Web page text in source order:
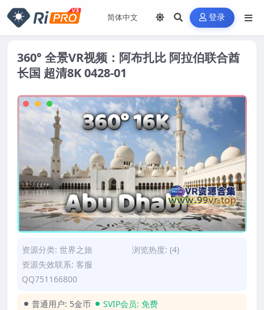
登录
360° 全景VR视频：阿布扎比 阿拉伯联合酋
长国 超清8K 0428-01
资源分类: 世界之旅
浏览热度: (4)
资源失效联系: 客服
QQ751166800
普通用户: 5金币 SVIP会员: 免费